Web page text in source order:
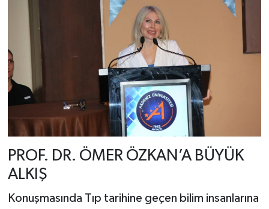
PROF. DR. ÖMER ÖZKAN’A BÜYÜK
ALKIŞ
Konuşmasında Tıp tarihine geçen bilim insanlarına